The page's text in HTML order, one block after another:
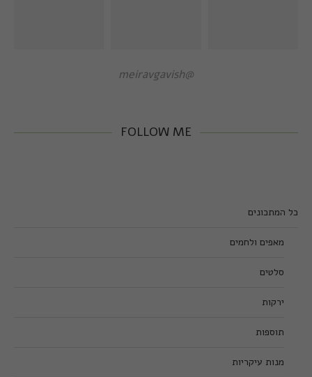
@meiravgavish
FOLLOW ME
כל המתכונים
מאפים ולחמים
סלטים
ירקות
תוספות
מנות עיקריות